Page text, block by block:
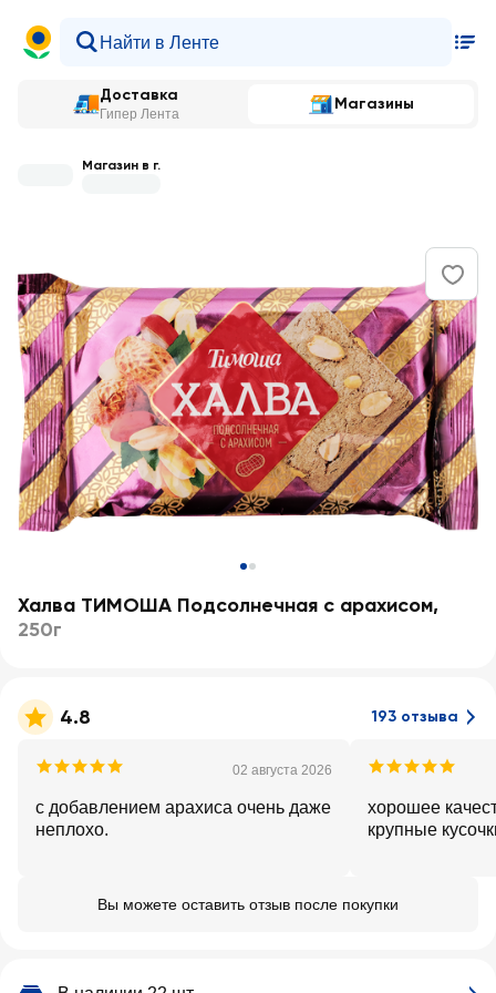
Доставка
Гипер Лента
Магазины
Магазин в г.
Халва ТИМОША Подсолнечная с арахисом,
250г
4.8 193 отзыва
02 августа 2026
с добавлением арахиса очень даже
неплохо.
хорошее
крупные
Вы можете оставить отзыв после покупки